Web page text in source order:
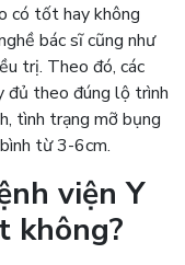
có tốt hay không
bác sĩ cũng như
trị. Theo đó, các
đủ theo đúng lộ trình
tình trạng mỡ bụng
từ 3-6cm.
viện Y
không?